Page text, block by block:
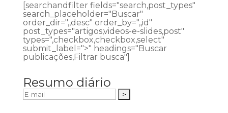
[searchandfilter fields="search,post_types"
search_placeholder="Buscar"
order_dir=",,desc" order_by=",,id"
post_types="artigos,videos-e-slides,post"
types=",checkbox,checkbox,select"
submit_label=">" headings="Buscar
publicações,Filtrar busca"]
Resumo diário